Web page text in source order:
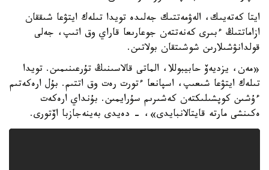
ايتا كەتەيىك، الەۋمەتتىك جەلىدە تويدا تىلەك ايتۋعا شىققان
ازاماتتىڭ ءبىرى كەنەتتەن جوعارىعا قاراي وق اتىپ، جەلى
قولدانۋشىلارىن شوشىتقان بولاتىن.
«مەن، يزديەۆ حابيبوللا، الماتى قالاسىنىڭ تۇرعىنىمىن. تويدا
تىلەك ايتۋعا شىعىپ، اسپانعا ءتورت رەت وق اتتىم. بۇل ارەكەتىم
ءۇشىن كوپشىلىكتەن كەشىرىم سۇرايمىن. بۇنداي ارەكەت
ەكىنشى مارتە قايتالانبايدى»، - دەيدى بەينەجازبا اۆتورى.